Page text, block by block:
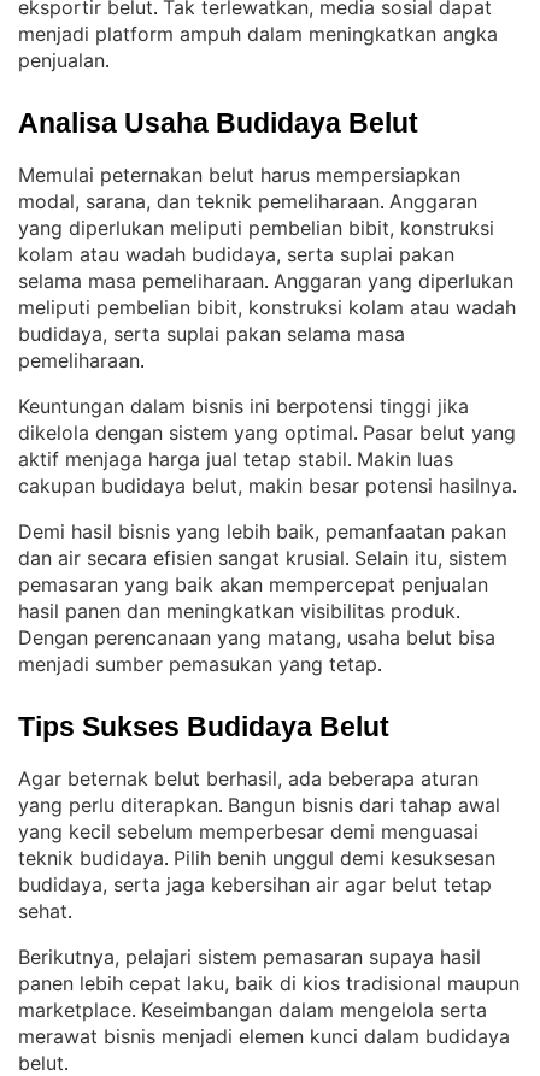
eksportir belut. Tak terlewatkan, media sosial dapat
menjadi platform ampuh dalam meningkatkan angka
penjualan.
Analisa Usaha Budidaya Belut
Memulai peternakan belut harus mempersiapkan
modal, sarana, dan teknik pemeliharaan. Anggaran
yang diperlukan meliputi pembelian bibit, konstruksi
kolam atau wadah budidaya, serta suplai pakan
selama masa pemeliharaan. Anggaran yang diperlukan
meliputi pembelian bibit, konstruksi kolam atau wadah
budidaya, serta suplai pakan selama masa
pemeliharaan.
Keuntungan dalam bisnis ini berpotensi tinggi jika
dikelola dengan sistem yang optimal. Pasar belut yang
aktif menjaga harga jual tetap stabil. Makin luas
cakupan budidaya belut, makin besar potensi hasilnya.
Demi hasil bisnis yang lebih baik, pemanfaatan pakan
dan air secara efisien sangat krusial. Selain itu, sistem
pemasaran yang baik akan mempercepat penjualan
hasil panen dan meningkatkan visibilitas produk
Dengan perencanaan yang matang, usaha belut bisa
menjadi sumber pemasukan yang tetap.
Tips Sukses Budidaya Belut
Agar beternak belut berhasil, ada beberapa aturan
yang perlu diterapkan. Bangun bisnis dari tahap awal
yang kecil sebelum memperbesar demi menguasai
teknik budidaya. Pilih benih unggul demi kesuksesan
budidaya, serta jaga kebersihan air agar belut tetap
sehat.
Berikutnya, pelajari sistem pemasaran supaya hasil
panen lebih cepat laku, baik di kios tradisional maupun
marketplace. Keseimbangan dalam mengelola serta
merawat bisnis menjadi elemen kunci dalam budidaya
belut.